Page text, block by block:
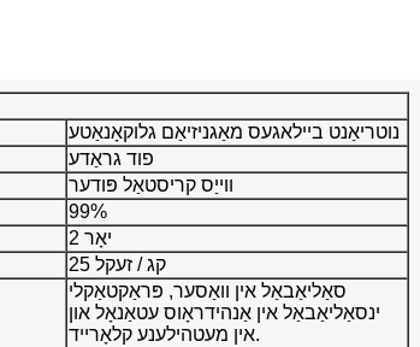
נוטריאַנט ביילאגעס מאַגניזיאַם גלוקאָנאַטע
פוד גראַדע
ווייַס קריסטאַל פּודער
99%
2 יאָר
25 קג / זעקל
סאַליאַבאַל אין וואַסער, פּראַקטאַקלי
ינסאַליאַבאַל אין אַנהידראָוס עטאַנאָל און
אין מעטהילענע קלאָרייד.